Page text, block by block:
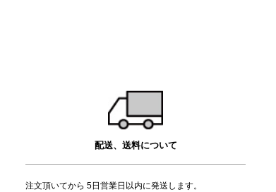
配送、送料について
注文頂いてから 5日営業日以内に発送します。